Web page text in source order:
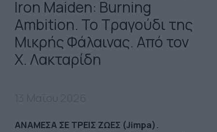
Iron Maiden: Burning
Ambition. Το Τραγούδι της
Μικρής Φάλαινας. Από τον
Χ. Λακταρίδη
ΑΝΑΜΕΣΑ ΣΕ ΤΡΕΙΣ ΖΩΕΣ (Jimpa).